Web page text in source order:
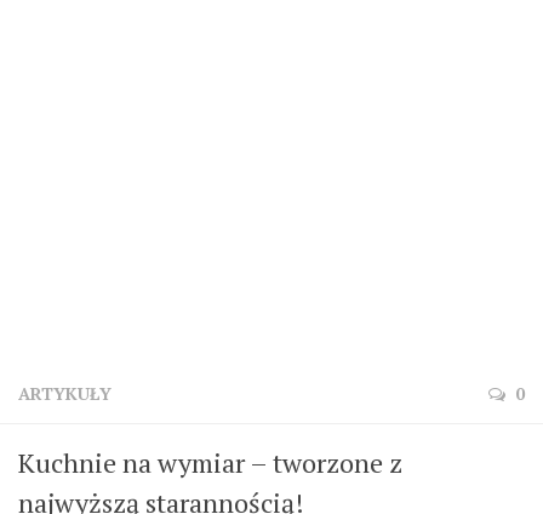
ARTYKUŁY 0
Kuchnie na wymiar – tworzone z
najwyższą starannością!